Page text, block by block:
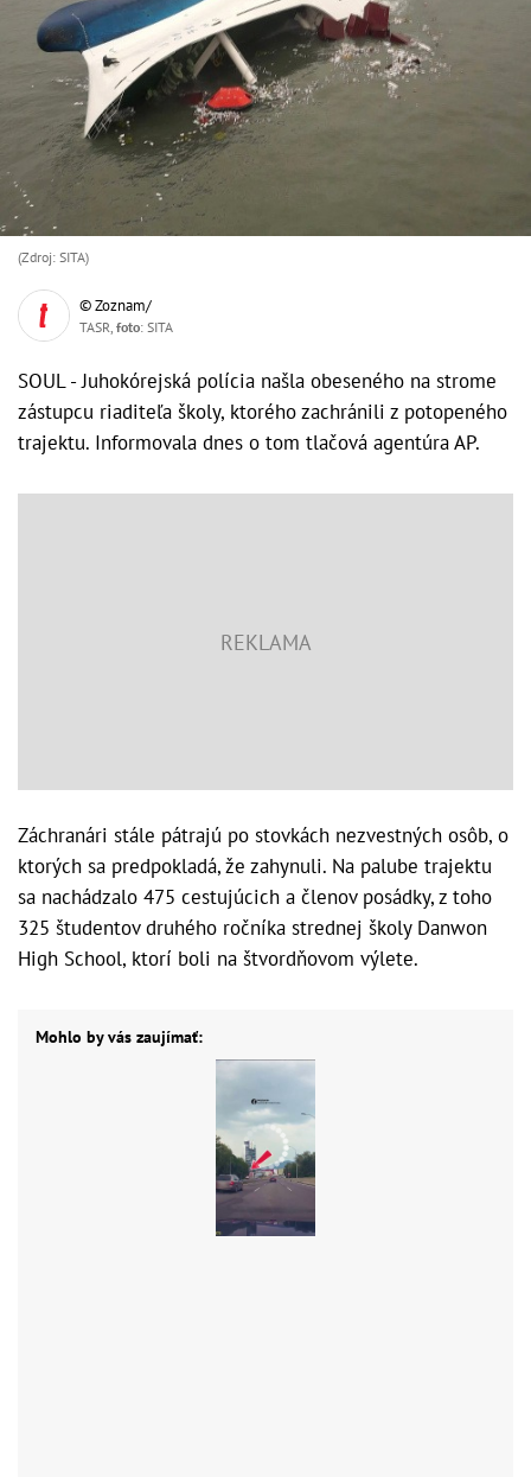
(Zdroj: SITA)
© Zoznam/
TASR, foto: SITA
SOUL - Juhokórejská polícia našla obeseného na strome
zástupcu riaditeľa školy, ktorého zachránili z potopeného
trajektu. Informovala dnes o tom tlačová agentúra AP.
Záchranári stále pátrajú po stovkách nezvestných osôb, o
ktorých sa predpokladá, že zahynuli. Na palube trajektu
sa nachádzalo 475 cestujúcich a členov posádky, z toho
325 študentov druhého ročníka strednej školy Danwon
High School, ktorí boli na štvordňovom výlete.
Mohlo by vás zaujímať: